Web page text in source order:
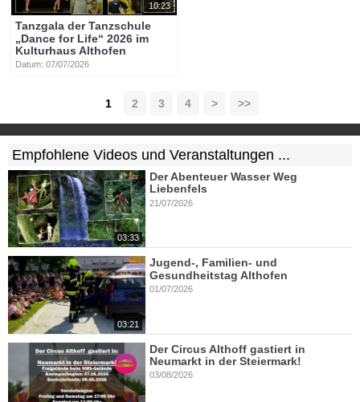
10:23
Tanzgala der Tanzschule
„Dance for Life“ 2026 im
Kulturhaus Althofen
Datum: 07/07/2026
1 2 3 4 > >>
Empfohlene Videos und Veranstaltungen ...
03:33
Der Abenteuer Wasser Weg
Liebenfels
21/07/2026
03:21
Jugend-, Familien- und
Gesundheitstag Althofen
01/07/2026
Der Circus Althoff gastiert in
Neumarkt in der Steiermark!
03/08/2026